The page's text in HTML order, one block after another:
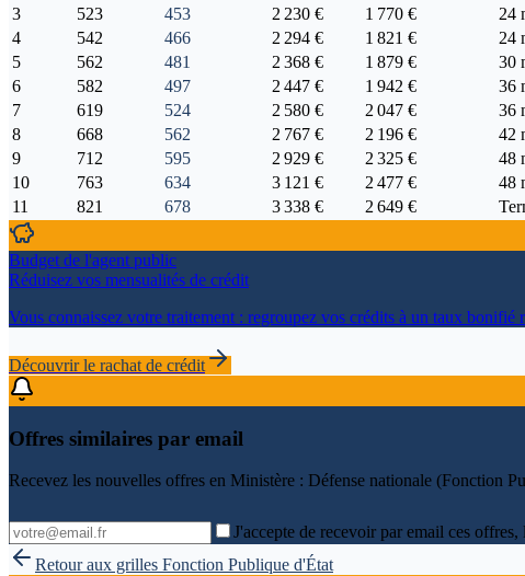
3
523 453 2 230 € 1 770 €
24
4
542 466 2 294 € 1 821 €
24
5
562 481 2 368 € 1 879 €
30
6
582 497 2 447 € 1 942 €
36
7
619 524 2 580 € 2 047 €
36
8
668 562 2 767 € 2 196 €
42
9
712 595 2 929 € 2 325 €
48
10
763 634 3 121 € 2 477 €
48
11
821 678 3 338 € 2 649 €
Budget de l'agent public
Réduisez vos mensualités de crédit
Vous connaissez votre traitement : regroupez vos crédits à un taux bonifié
Découvrir le rachat de crédit
Offres similaires par email
Recevez les nouvelles offres en Ministère : Défense nationale (Fonction
J'accepte de recevoir par email ces
Retour aux grilles Fonction Publique d'État